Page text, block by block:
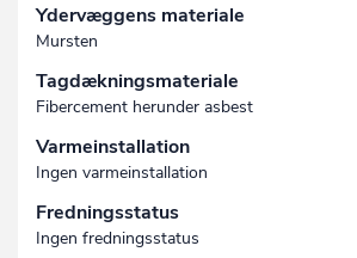
Ydervæggens materiale
Mursten
Tagdækningsmateriale
Fibercement herunder asbest
Varmeinstallation
Ingen varmeinstallation
Fredningsstatus
Ingen fredningsstatus